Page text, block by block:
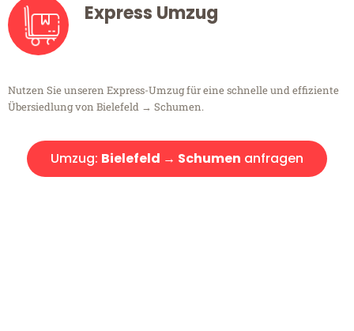
Express Umzug
Nutzen Sie unseren Express-Umzug für eine schnelle und effiziente
Übersiedlung von Bielefeld → Schumen.
Umzug: Bielefeld → Schumen anfragen